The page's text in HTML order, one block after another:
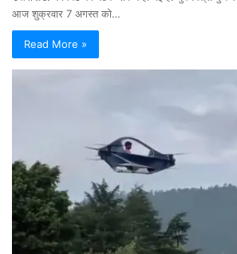
आज शुक्रवार 7 अगस्त को…
Read More »